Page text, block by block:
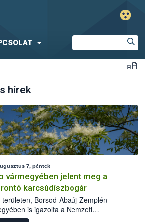
hírek
7, péntek
vármegyében jelent meg a
karcsúdíszbogár
területen, Borsod-Abaúj-Zemplén
is igazolta a Nemzeti
biztonsági Hivatal (Nébih) a